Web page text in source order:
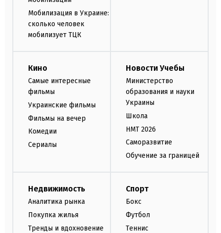
Мобилизация в Украине:
сколько человек
мобилизует ТЦК
Кино
Самые интересные
фильмы
Украинские фильмы
Фильмы на вечер
Комедии
Сериалы
Новости Учебы
Министерство
образования и науки
Украины
Школа
НМТ 2026
Саморазвитие
Обучение за границей
Недвижимость
Аналитика рынка
Покупка жилья
Тренды и вдохновение
Спорт
Бокс
Футбол
Теннис